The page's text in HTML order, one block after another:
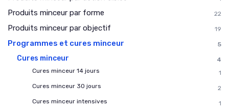
Produits minceur par forme 22
Produits minceur par objectif 19
Programmes et cures minceur 5
Cures minceur
4
Cures minceur 14 jours
1
Cures minceur 30 jours
2
Cures minceur intensives
1